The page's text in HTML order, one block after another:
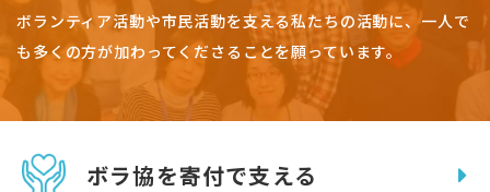
ボランティア活動や市民活動を支える私たちの活動に、一人で
も多くの方が加わってくださることを願っています。
ボラ協を寄付で支える